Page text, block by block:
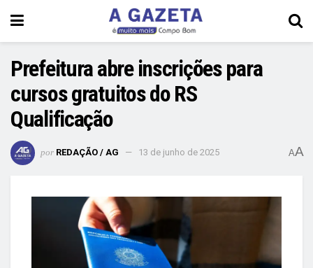
Prefeitura abre inscrições para
cursos gratuitos do RS
Qualificação
por REDAÇÃO / AG 13 de junho de 2025 AA